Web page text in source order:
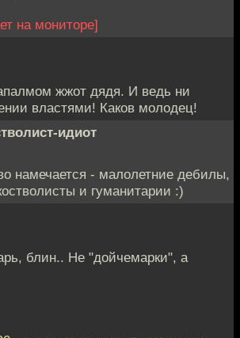
на мониторе]
жжот дядя. И ведь ни
властями! Каков молодец!
идиот
намечается - малолетние дебилы,
и гуманитарии :)
блин.. Не "дойчемарки", а